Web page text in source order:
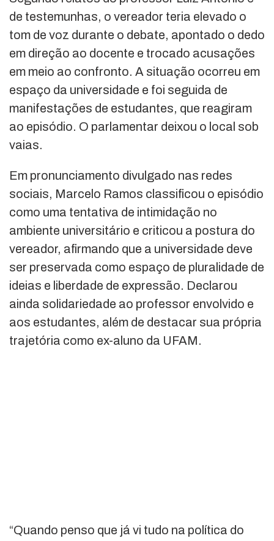
de testemunhas, o vereador teria elevado o
tom de voz durante o debate, apontado o dedo
em direção ao docente e trocado acusações
em meio ao confronto. A situação ocorreu em
espaço da universidade e foi seguida de
manifestações de estudantes, que reagiram
ao episódio. O parlamentar deixou o local sob
vaias.
Em pronunciamento divulgado nas redes
sociais, Marcelo Ramos classificou o episódio
como uma tentativa de intimidação no
ambiente universitário e criticou a postura do
vereador, afirmando que a universidade deve
ser preservada como espaço de pluralidade de
ideias e liberdade de expressão. Declarou
ainda solidariedade ao professor envolvido e
aos estudantes, além de destacar sua própria
trajetória como ex-aluno da UFAM.
“Quando penso que já vi tudo na política do